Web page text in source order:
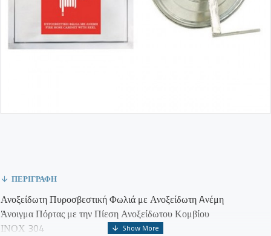
ΠΕΡΙΓΡΑΦΉ
Ανοξείδωτη Πυροσβεστική Φωλιά με Ανοξείδωτη Aνέμη
Άνοιγμα Πόρτας με την Πίεση Ανοξείδωτου Κομβίου
ΙΝΟΧ 304